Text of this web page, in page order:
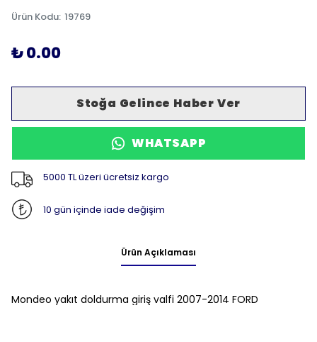
Ürün Kodu: 19769
₺ 0.00
Stoğa Gelince Haber Ver
WHATSAPP
5000 TL üzeri ücretsiz kargo
10 gün içinde iade değişim
Ürün Açıklaması
Mondeo yakıt doldurma giriş valfi 2007-2014 FORD